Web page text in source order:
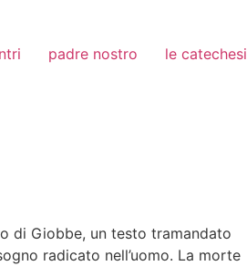
padre nostro le catechesi
di Giobbe, un testo tramandato
radicato nell’uomo. La morte